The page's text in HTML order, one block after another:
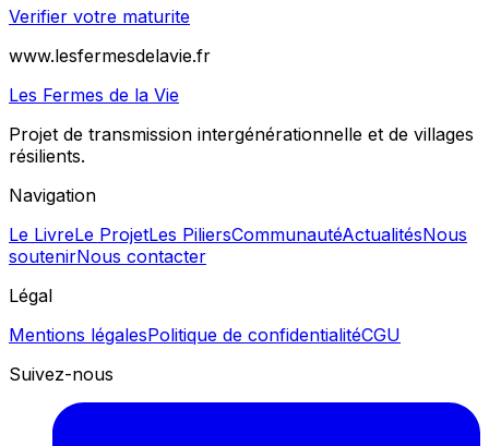
Verifier votre maturite
www.lesfermesdelavie.fr
Les Fermes de la Vie
Projet de transmission intergénérationnelle et de villages
résilients.
Navigation
Le LivreLe ProjetLes PiliersCommunautéActualitésNous
soutenirNous contacter
Légal
Mentions légalesPolitique de confidentialitéCGU
Suivez-nous